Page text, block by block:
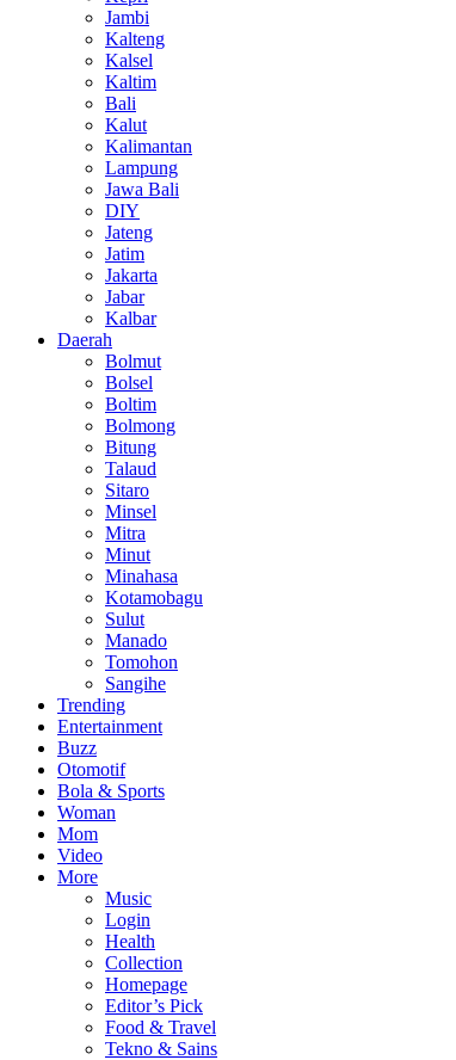
Jambi
Kalteng
Kalsel
Kaltim
Bali
Kalut
Kalimantan
Lampung
Jawa Bali
DIY
Jateng
Jatim
Jakarta
Jabar
Kalbar
Daerah
Bolmut
Bolsel
Boltim
Bolmong
Bitung
Talaud
Sitaro
Minsel
Mitra
Minut
Minahasa
Kotamobagu
Sulut
Manado
Tomohon
Sangihe
Trending
Entertainment
Buzz
Otomotif
Bola & Sports
Woman
Mom
Video
More
Music
Login
Health
Collection
Homepage
Editor’s Pick
Food & Travel
Tekno & Sains